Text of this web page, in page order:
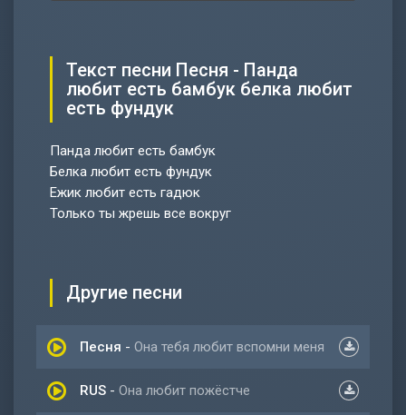
Текст песни Песня - Панда
любит есть бамбук белка любит
есть фундук
Панда любит есть бамбук
Белка любит есть фундук
Ежик любит есть гадюк
Только ты жрешь все вокруг
Другие песни
Песня - Она тебя любит вспомни меня
RUS - Она любит пожёстче